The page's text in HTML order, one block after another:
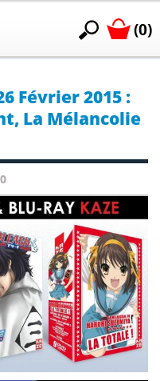
(0)
Février 2015 :
La Mélancolie
0